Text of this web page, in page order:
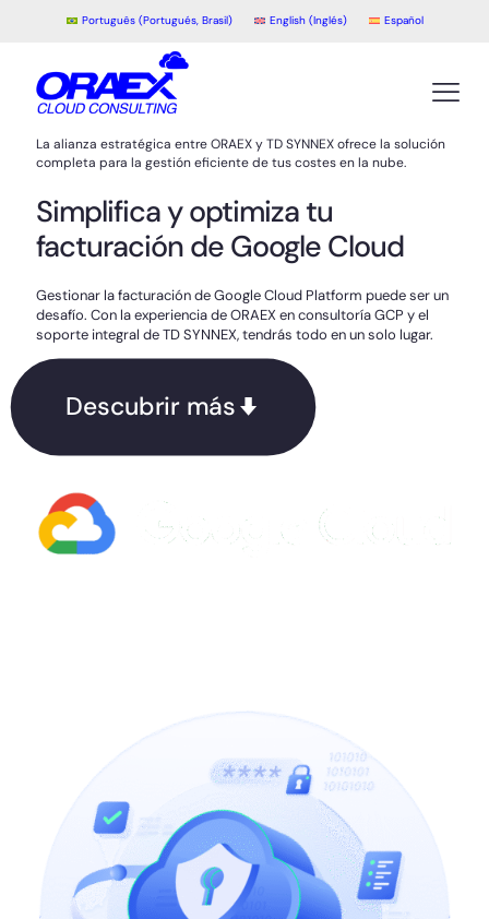
Português(Portugués, Brasil) English(Inglés) Español
La alianza estratégica entre ORAEX y TD SYNNEX ofrece la solución
completa para la gestión eficiente de tus costes en la nube.
Simplifica y optimiza tu
facturación de Google Cloud
Gestionar la facturación de Google Cloud Platform puede ser un
desafío. Con la experiencia de ORAEX en consultoría GCP y el
soporte integral de TD SYNNEX, tendrás todo en un solo lugar.
Descubrir más